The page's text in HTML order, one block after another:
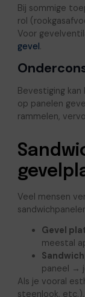
Bij sommige
rol
Voor
gevel.
Bevestiging kan
op panelen
rammelen,
Veel mensen
Gevel
meestal
paneel →
Als je vooral
steenlook,